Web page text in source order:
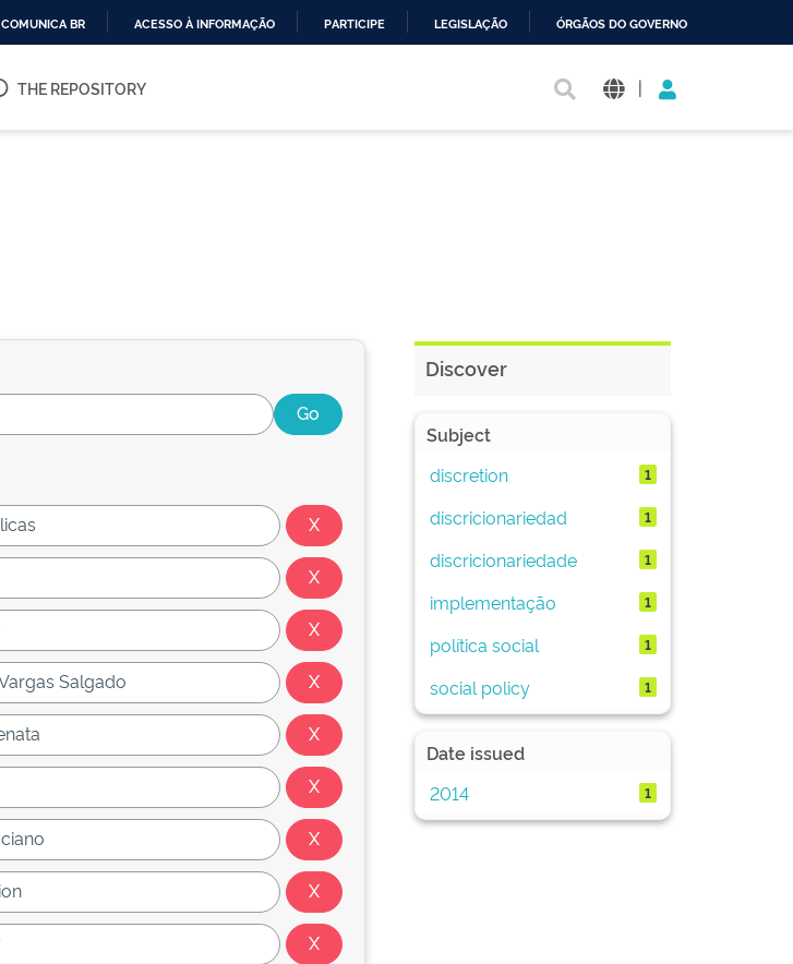
O
COMUNICA BR ACESSO À INFORMAÇÃO PARTICIPE LEGISLAÇÃO ÓRGÃOS DO GOVERNO
THE REPOSITORY |
Discover
Subject
discretion
1
discricionariedad 1
discricionariedade 1
implementação 1
política social 1
social policy 1
Date issued
2014
1